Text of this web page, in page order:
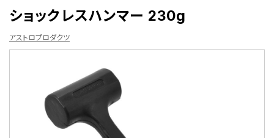
ショックレスハンマー 230g
アストロプロダクツ